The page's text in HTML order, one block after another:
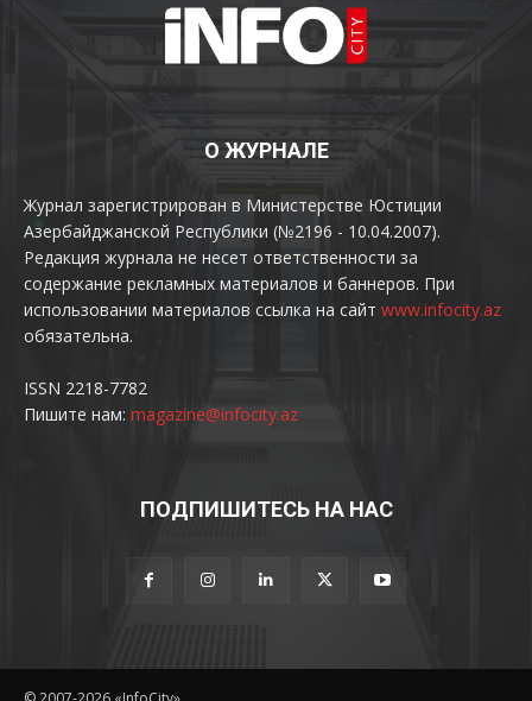
О ЖУРНАЛЕ
Журнал зарегистрирован в Министерстве Юстиции
Азербайджанской Республики (№2196 - 10.04.2007).
Редакция журнала не несет ответственности за
содержание рекламных материалов и баннеров. При
использовании материалов ссылка на сайт www.infocity.az
обязательна.
ISSN 2218-7782
Пишите нам: magazine@infocity.az
ПОДПИШИТЕСЬ НА НАС